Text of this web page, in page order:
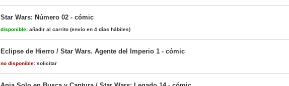
Star Wars: Número 02 - cómic
disponible: añadir al carrito (envío en 4 días hábiles)
Eclipse de Hierro / Star Wars. Agente del Imperio 1 - cómic
no disponible: solicitar